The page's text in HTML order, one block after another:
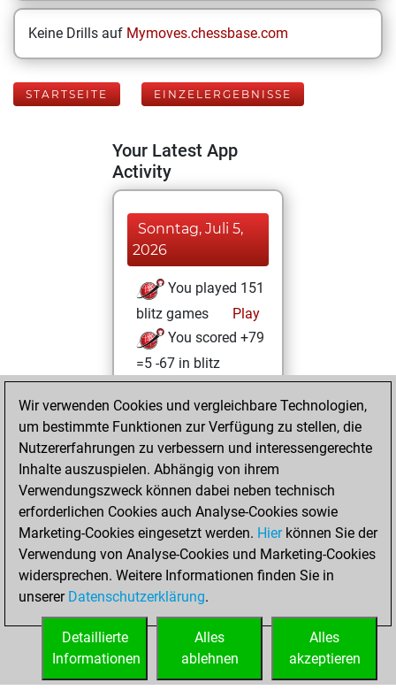
Keine Drills auf Mymoves.chessbase.com
STARTSEITE EINZELERGEBNISSE
Your Latest App
Activity
Sonntag, Juli 5,
2026
You played 151
blitz games
Play
You scored +79
=5 -67 in blitz
You played 8
slow games
You scored +7
=0 -1 in slow games
Samstag, Juli 4,
2026
You played 69
bullet games
Play
You scored +43
=1 -25 in bullet
Wir verwenden Cookies und vergleichbare Technologien,
um bestimmte Funktionen zur Verfügung zu stellen, die
Nutzererfahrungen zu verbessern und interessengerechte
Inhalte auszuspielen. Abhängig von ihrem
Verwendungszweck können dabei neben technisch
erforderlichen Cookies auch Analyse-Cookies sowie
Marketing-Cookies eingesetzt werden. Hierkönnen Sie der
Verwendung von Analyse-Cookies und Marketing-Cookies
widersprechen. Weitere Informationen finden Sie in
unserer Datenschutzerklärung.
Alles
akzeptieren
Alles
ablehnen
Detaillierte
Informationen